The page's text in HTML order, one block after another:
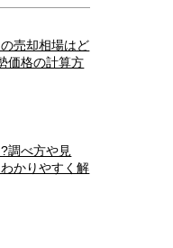
売却相場はど
価格の計算方
調べ方や見
かりやすく解